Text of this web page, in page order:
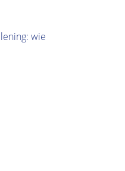
wie